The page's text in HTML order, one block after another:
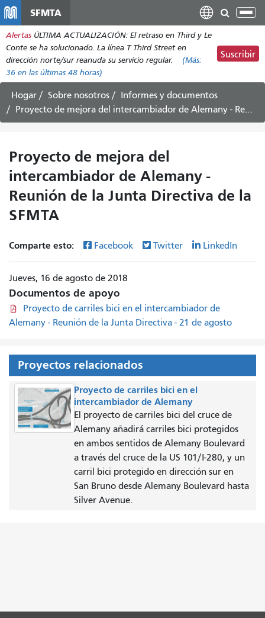
contenido
principal
SFMTA
Alertas ÚLTIMA ACTUALIZACIÓN: El retraso en Third y Le
Conte se ha solucionado. La línea T Third Street en
dirección norte/sur reanuda su servicio regular.
(Más:
36 en las últimas 48 horas)
Suscribir
Hogar Sobre nosotros
Informes y documentos
Proyecto de mejora del intercambiador de Alemany - Reunión de la Junta Directiva de la SFMTA
Proyecto de mejora del
intercambiador de Alemany -
Reunión de la Junta Directiva de la
SFMTA
Comparte esto: Facebook Twitter LinkedIn
Jueves, 16 de agosto de 2018
Documentos de apoyo
Proyecto de carriles bici en el intercambiador de
Alemany - Reunión de la Junta Directiva - 21 de agosto
Proyectos relacionados
Proyecto de carriles bici en el
intercambiador de Alemany
El proyecto de carriles bici del cruce de
Alemany añadirá carriles bici protegidos
en ambos sentidos de Alemany Boulevard
a través del cruce de la US 101/I-280, y un
carril bici protegido en dirección sur en
San Bruno desde Alemany Boulevard hasta
Silver Avenue.